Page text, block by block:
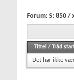
Forum: S: 850 /
Tittel / Tråd
Det har ikke